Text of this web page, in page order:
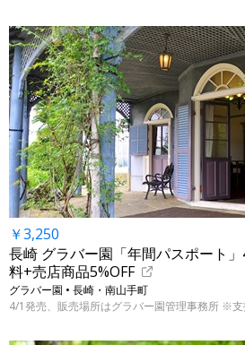
￥3,250
長崎 グラバー園「年間パスポート
料+売店商品5%OFF
グラバー園 • 長崎・南山手町
4/1発売、販売場所はグラバー園管理事務所 ※